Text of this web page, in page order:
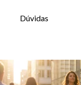
Dúvidas